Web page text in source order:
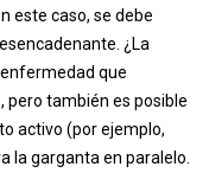
este caso, se debe
¿La
que
pero también es posible
activo (por ejemplo,
la garganta en paralelo.